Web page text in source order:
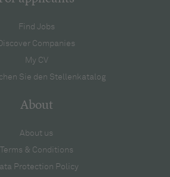
Find Jobs
Companies
My CV
Sie den Stellenkatalog
About
About us
Terms & Conditions
Protection Policy